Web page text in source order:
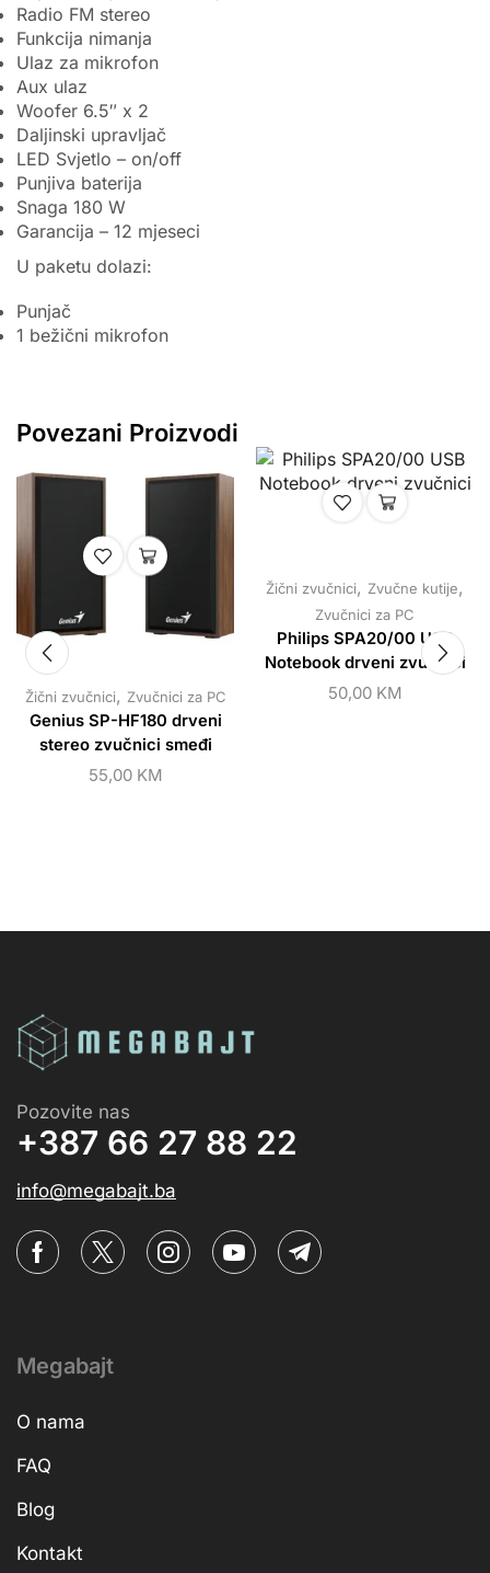
Radio FM stereo
Funkcija nimanja
Ulaz za mikrofon
Aux ulaz
Woofer 6.5″ x 2
Daljinski upravljač
LED Svjetlo – on/off
Punjiva baterija
Snaga 180 W
Garancija – 12 mjeseci
U paketu dolazi:
Punjač
1 bežični mikrofon
Povezani Proizvodi
Žični zvučnici, Zvučnici za PC
Genius SP-HF180 drveni
stereo zvučnici smeđi
55,00 KM
Žični zvučnici, Zvučne kutije,
Zvučnici za PC
Philips SPA20/00 USB
Notebook drveni zvučnici
50,00 KM
Pozovite nas
+387 66 27 88 22
info@megabajt.ba
Megabajt
O nama
FAQ
Blog
Kontakt